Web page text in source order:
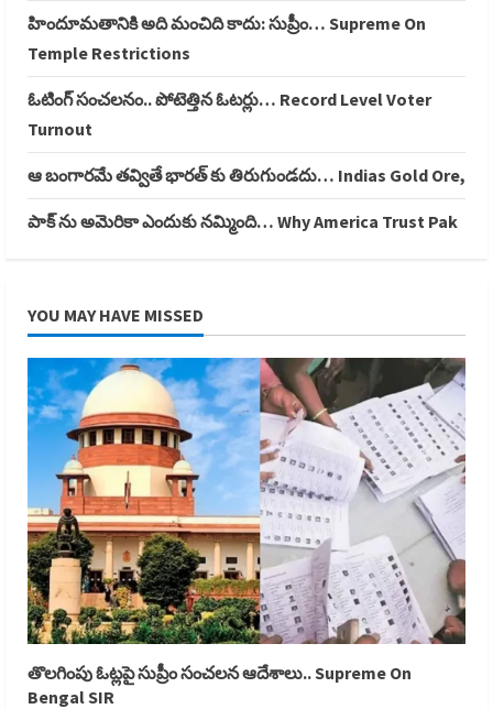
హిందూమతానికి అది మంచిది కాదు: సుప్రీం… Supreme On
Temple Restrictions
ఓటింగ్ సంచలనం.. పోటెత్తిన ఓటర్లు… Record Level Voter
Turnout
ఆ బంగారమే తవ్వితే భారత్ కు తిరుగుండదు… Indias Gold Ore,
పాక్ ను అమెరికా ఎందుకు నమ్మింది… Why America Trust Pak
YOU MAY HAVE MISSED
తొలగింపు ఓట్లపై సుప్రీం సంచలన ఆదేశాలు.. Supreme On
Bengal SIR